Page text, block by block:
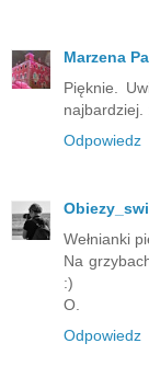
Marzena
Pięknie.
najbardziej.
Odpowiedz
Wełnianki
Na
:)
O.
Odpowiedz